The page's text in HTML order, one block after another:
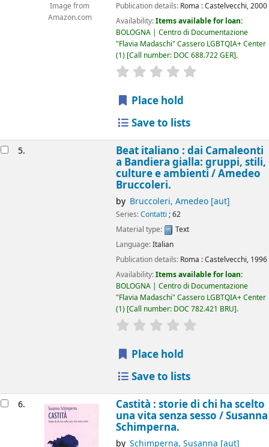
Image from
Amazon.com
Publication details: Roma :Castelvecchi,2000
Availability:Items available for loan:
BOLOGNA | Centro di Documentazione
"Flavia Madaschi" Cassero LGBTQIA+ Center
(1) Call number: DOC 688.722 GER .
star rating
Place hold
Save to lists
5. Beat italiano : dai Camaleonti
a Bandiera gialla: gruppi, stili,
culture e ambienti /Amedeo
Bruccoleri.
by Bruccoleri, Amedeo[aut]
Series:Contatti ; 62
Material type:
Text
Language:Italian
Publication details: Roma :Castelvecchi, 1996
Availability:Items available for loan:
BOLOGNA | Centro di Documentazione
"Flavia Madaschi" Cassero LGBTQIA+ Center
(1) Call number: DOC 782.421 BRU .
star rating
Place hold
Save to lists
6. Castità : storie di chi ha scelto
una vita senza sesso /Susanna
Schimperna.
by Schimperna, Susanna [aut]